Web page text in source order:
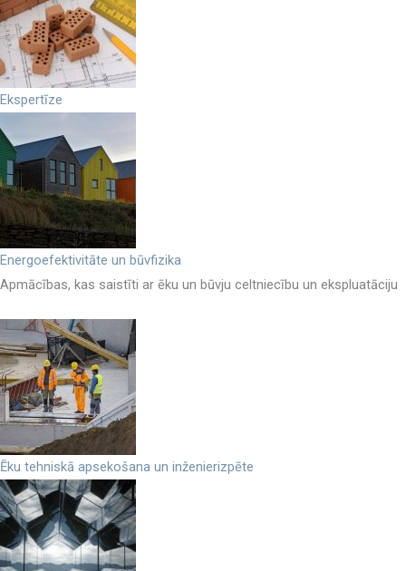
Ekspertīze
Energoefektivitāte un būvfizika
Apmācības, kas saistīti ar ēku un būvju celtniecību un ekspluatāciju
Ēku tehniskā apsekošana un inženierizpēte